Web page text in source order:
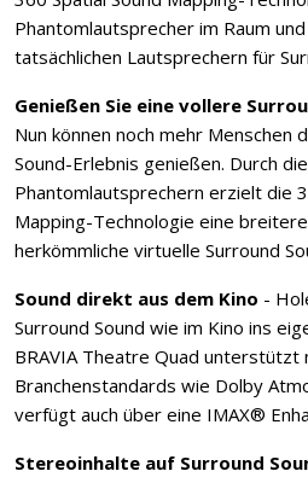
Phantomlautsprecher im Raum
tatsächlichen Lautsprechern für
Genießen Sie eine vollere
Nun können noch mehr Menschen
Sound-Erlebnis genießen. Durch
Phantomlautsprechern erzielt die
Mapping-Technologie eine
herkömmliche virtuelle Surround
Sound direkt aus dem Kino -
Surround Sound wie im Kino ins
BRAVIA Theatre Quad unterstützt
Branchenstandards wie Dolby
verfügt auch über eine IMAX®
Stereoinhalte auf Surround